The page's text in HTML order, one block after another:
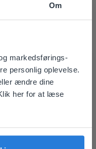
Om
markedsførings-
personlig oplevelse.
ændre dine
her for at læse
!
match
you might
There you'll
Dansk